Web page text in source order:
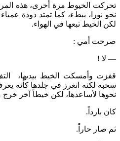
تحركت الخيوط مرة أخرى، هذه
نحو نورا، ببطء، كما تمتد دودة
لكن الخيط تبعها في الهواء.
صرخت أمي :
— لا !
قفزت وأمسكت الخيط بيديها،
سحبه لكنه انغرز في جلدها كأنه
نحوها لأساعدها، لكن خيطاً آخر
كان بارداً.
ثم صار حاراً.